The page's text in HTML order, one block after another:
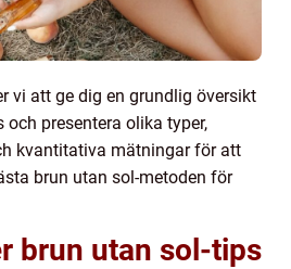
vi att ge dig en grundlig översikt
presentera olika typer,
kvantitativa mätningar för att
brun utan sol-metoden för
brun utan sol-tips